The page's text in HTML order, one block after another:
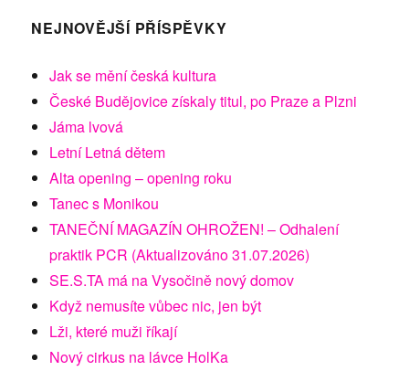
NEJNOVĚJŠÍ PŘÍSPĚVKY
Jak se mění česká kultura
České Budějovice získaly titul, po Praze a Plzni
Jáma lvová
Letní Letná dětem
Alta opening – opening roku
Tanec s Monikou
TANEČNÍ MAGAZÍN OHROŽEN! – Odhalení
praktik PCR (Aktualizováno 31.07.2026)
SE.S.TA má na Vysočině nový domov
Když nemusíte vůbec nic, jen být
Lži, které muži říkají
Nový cirkus na lávce HolKa